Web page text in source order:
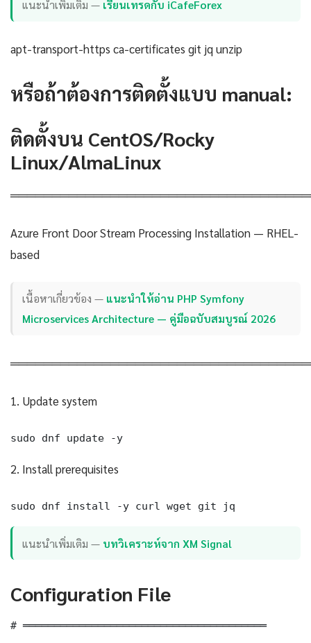
แนะนำเพิ่มเติม — เรียนเทรดกับ iCafeForex
apt-transport-https ca-certificates git jq unzip
หรือถ้าต้องการติดตั้งแบบ manual:
ติดตั้งบน CentOS/Rocky
Linux/AlmaLinux
Azure Front Door Stream Processing Installation — RHEL-
based
เนื้อหาเกี่ยวข้อง — แนะนำให้อ่าน PHP Symfony
Microservices Architecture — คู่มือฉบับสมบูรณ์ 2026
1. Update system
sudo dnf update -y
2. Install prerequisites
sudo dnf install -y curl wget git jq
แนะนำเพิ่มเติม — บทวิเคราะห์จาก XM Signal
Configuration File
# ═══════════════════════════════════════